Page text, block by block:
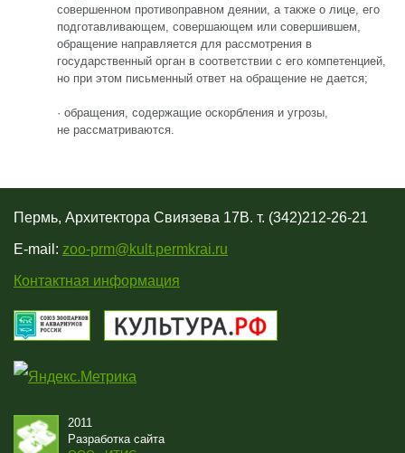
совершенном противоправном деянии, а также о лице, его
подготавливающем, совершающем или совершившем,
обращение направляется для рассмотрения в
государственный орган в соответствии с его компетенцией,
но при этом письменный ответ на обращение не дается;
· обращения, содержащие оскорбления и угрозы,
не рассматриваются.
Пермь, Архитектора Свиязева 17В. т. (342)212-26-21
E-mail: zoo-prm@kult.permkrai.ru
Контактная информация
2011
Разработка сайта